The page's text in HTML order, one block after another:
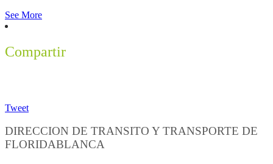
See More
Compartir
Tweet
DIRECCION DE TRANSITO Y TRANSPORTE DE
FLORIDABLANCA